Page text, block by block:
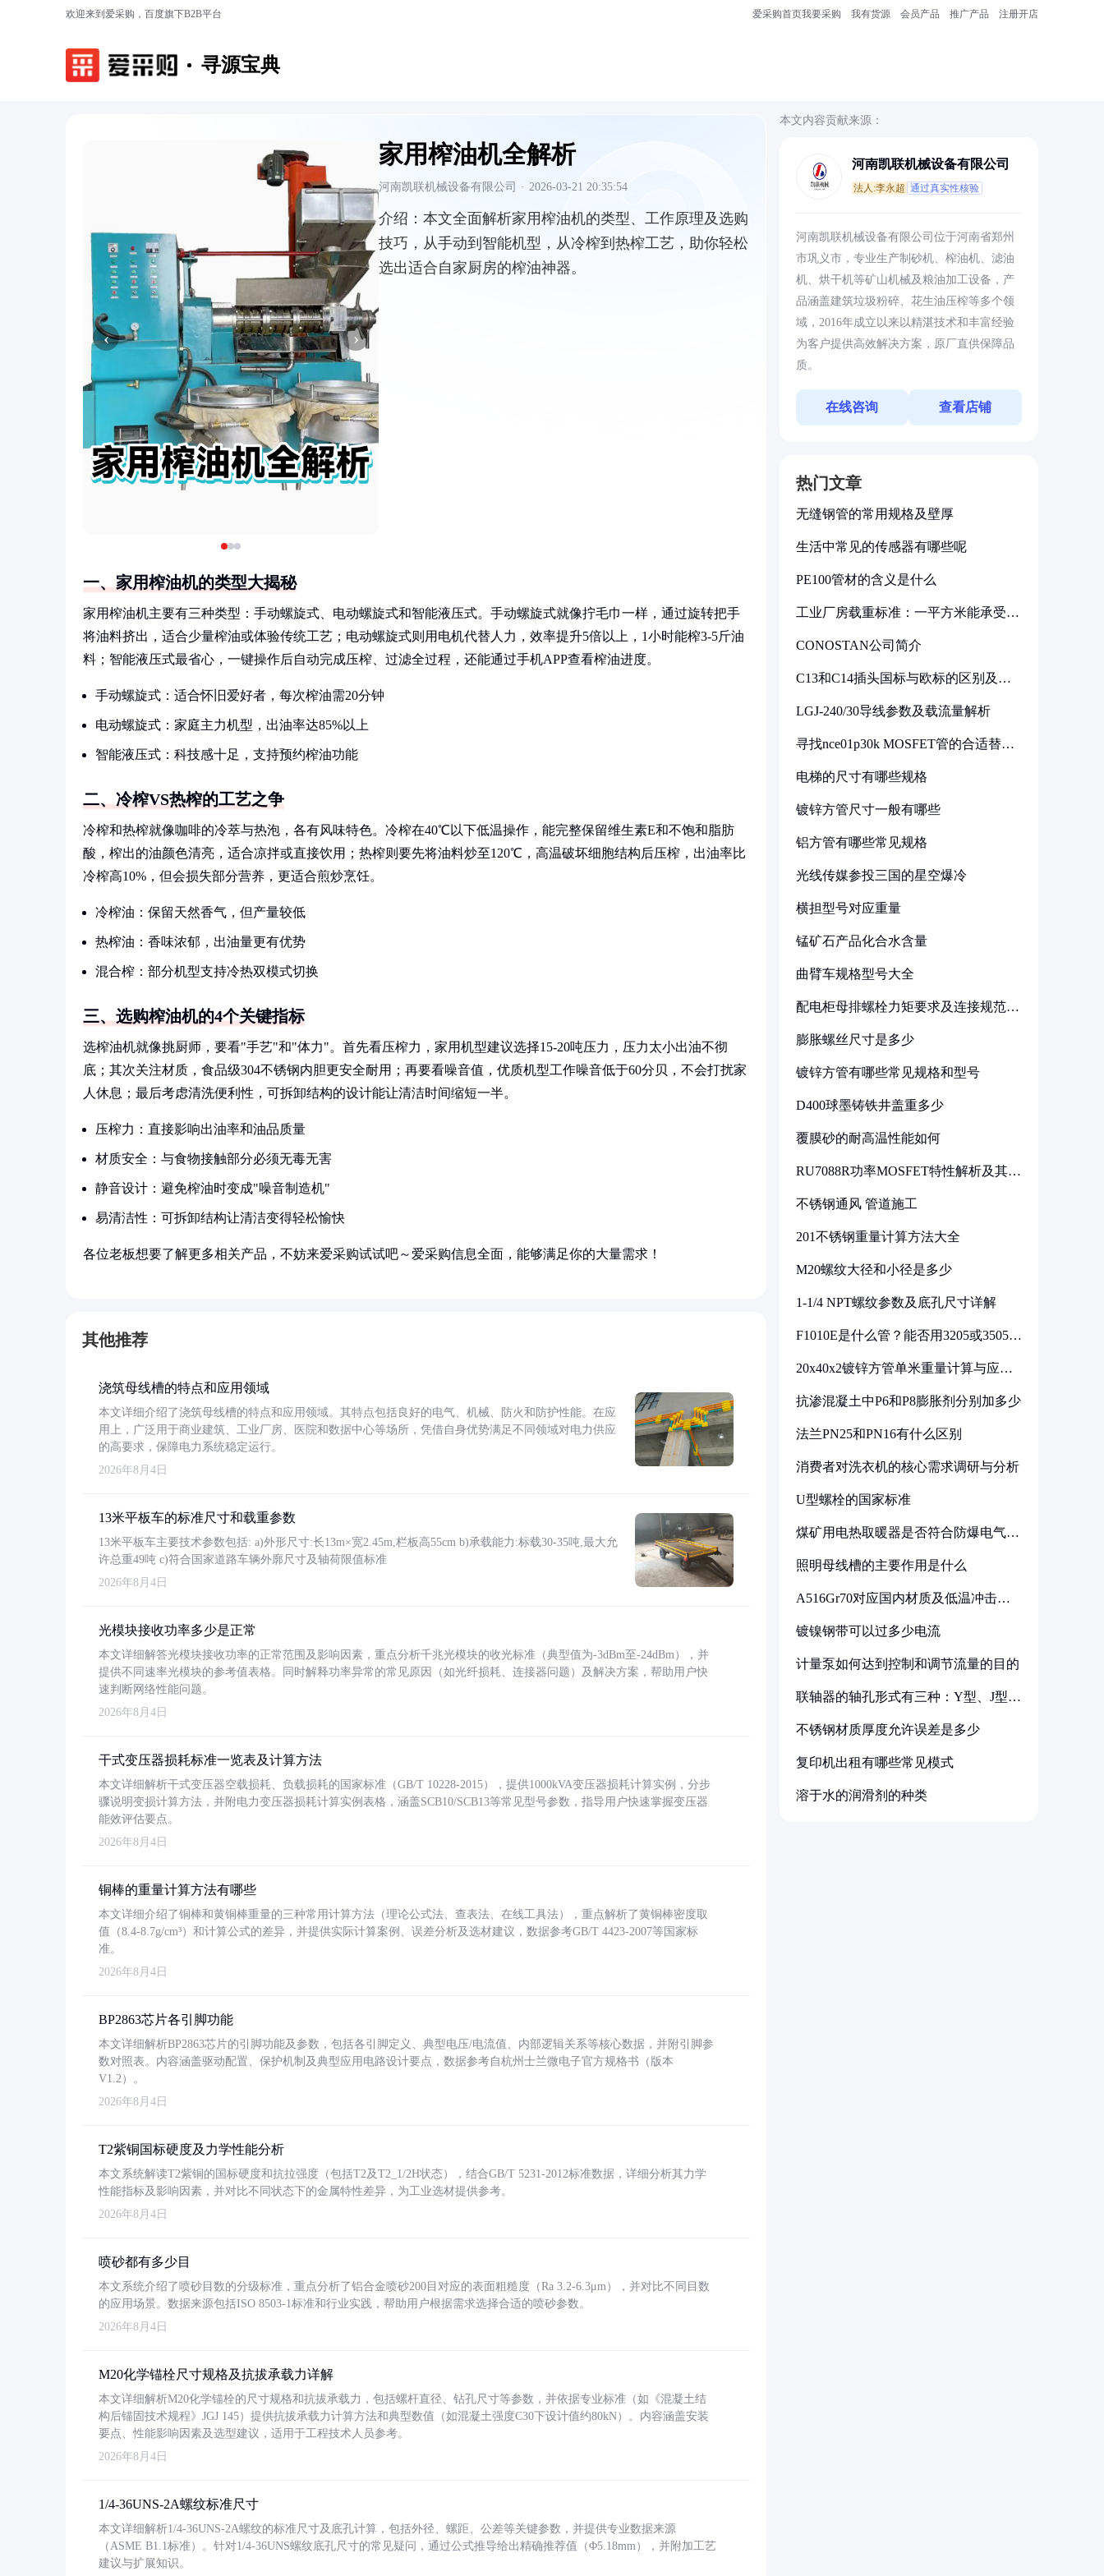
欢迎来到爱采购，百度旗下B2B平台 爱采购首页我要采购 我有货源 会员产品 推广产品 注册开店
寻源宝典
‹ ›
家用榨油机全解析
河南凯联机械设备有限公司 · 2026-03-21 20:35:54
介绍： 本文全面解析家用榨油机的类型、工作原理及选购
技巧，从手动到智能机型，从冷榨到热榨工艺，助你轻松
选出适合自家厨房的榨油神器。
一、家用榨油机的类型大揭秘
家用榨油机主要有三种类型：手动螺旋式、电动螺旋式和智能液压式。手动螺旋式就像拧毛巾一样，通过旋转把手
将油料挤出，适合少量榨油或体验传统工艺；电动螺旋式则用电机代替人力，效率提升5倍以上，1小时能榨3-5斤油
料；智能液压式最省心，一键操作后自动完成压榨、过滤全过程，还能通过手机APP查看榨油进度。
手动螺旋式：适合怀旧爱好者，每次榨油需20分钟
电动螺旋式：家庭主力机型，出油率达85%以上
智能液压式：科技感十足，支持预约榨油功能
二、冷榨VS热榨的工艺之争
冷榨和热榨就像咖啡的冷萃与热泡，各有风味特色。冷榨在40℃以下低温操作，能完整保留维生素E和不饱和脂肪
酸，榨出的油颜色清亮，适合凉拌或直接饮用；热榨则要先将油料炒至120℃，高温破坏细胞结构后压榨，出油率比
冷榨高10%，但会损失部分营养，更适合煎炒烹饪。
冷榨油：保留天然香气，但产量较低
热榨油：香味浓郁，出油量更有优势
混合榨：部分机型支持冷热双模式切换
三、选购榨油机的4个关键指标
选榨油机就像挑厨师，要看"手艺"和"体力"。首先看压榨力，家用机型建议选择15-20吨压力，压力太小出油不彻
底；其次关注材质，食品级304不锈钢内胆更安全耐用；再要看噪音值，优质机型工作噪音低于60分贝，不会打扰家
人休息；最后考虑清洗便利性，可拆卸结构的设计能让清洁时间缩短一半。
压榨力：直接影响出油率和油品质量
材质安全：与食物接触部分必须无毒无害
静音设计：避免榨油时变成"噪音制造机"
易清洁性：可拆卸结构让清洁变得轻松愉快
各位老板想要了解更多相关产品，不妨来爱采购试试吧～爱采购信息全面，能够满足你的大量需求！
其他推荐
浇筑母线槽的特点和应用领域
本文详细介绍了浇筑母线槽的特点和应用领域。其特点包括良好的电气、机械、防火和防护性能。在应
用上，广泛用于商业建筑、工业厂房、医院和数据中心等场所，凭借自身优势满足不同领域对电力供应
的高要求，保障电力系统稳定运行。
2026年8月4日
13米平板车的标准尺寸和载重参数
13米平板车主要技术参数包括: a)外形尺寸:长13m×宽2.45m,栏板高55cm b)承载能力:标载30-35吨,最大允
许总重49吨 c)符合国家道路车辆外廓尺寸及轴荷限值标准
2026年8月4日
光模块接收功率多少是正常
本文详细解答光模块接收功率的正常范围及影响因素，重点分析千兆光模块的收光标准（典型值为-3dBm至-24dBm），并
提供不同速率光模块的参考值表格。同时解释功率异常的常见原因（如光纤损耗、连接器问题）及解决方案，帮助用户快
速判断网络性能问题。
2026年8月4日
干式变压器损耗标准一览表及计算方法
本文详细解析干式变压器空载损耗、负载损耗的国家标准（GB/T 10228-2015），提供1000kVA变压器损耗计算实例，分步
骤说明变损计算方法，并附电力变压器损耗计算实例表格，涵盖SCB10/SCB13等常见型号参数，指导用户快速掌握变压器
能效评估要点。
2026年8月4日
铜棒的重量计算方法有哪些
本文详细介绍了铜棒和黄铜棒重量的三种常用计算方法（理论公式法、查表法、在线工具法），重点解析了黄铜棒密度取
值（8.4-8.7g/cm³）和计算公式的差异，并提供实际计算案例、误差分析及选材建议，数据参考GB/T 4423-2007等国家标
准。
2026年8月4日
BP2863芯片各引脚功能
本文详细解析BP2863芯片的引脚功能及参数，包括各引脚定义、典型电压/电流值、内部逻辑关系等核心数据，并附引脚参
数对照表。内容涵盖驱动配置、保护机制及典型应用电路设计要点，数据参考自杭州士兰微电子官方规格书（版本
V1.2）。
2026年8月4日
T2紫铜国标硬度及力学性能分析
本文系统解读T2紫铜的国标硬度和抗拉强度（包括T2及T2_1/2H状态），结合GB/T 5231-2012标准数据，详细分析其力学
性能指标及影响因素，并对比不同状态下的金属特性差异，为工业选材提供参考。
2026年8月4日
喷砂都有多少目
本文系统介绍了喷砂目数的分级标准，重点分析了铝合金喷砂200目对应的表面粗糙度（Ra 3.2-6.3μm），并对比不同目数
的应用场景。数据来源包括ISO 8503-1标准和行业实践，帮助用户根据需求选择合适的喷砂参数。
2026年8月4日
M20化学锚栓尺寸规格及抗拔承载力详解
本文详细解析M20化学锚栓的尺寸规格和抗拔承载力，包括螺杆直径、钻孔尺寸等参数，并依据专业标准（如《混凝土结
构后锚固技术规程》JGJ 145）提供抗拔承载力计算方法和典型数值（如混凝土强度C30下设计值约80kN）。内容涵盖安装
要点、性能影响因素及选型建议，适用于工程技术人员参考。
2026年8月4日
1/4-36UNS-2A螺纹标准尺寸
本文详细解析1/4-36UNS-2A螺纹的标准尺寸及底孔计算，包括外径、螺距、公差等关键参数，并提供专业数据来源
（ASME B1.1标准）。针对1/4-36UNS螺纹底孔尺寸的常见疑问，通过公式推导给出精确推荐值（Φ5.18mm），并附加工艺
建议与扩展知识。
本文内容贡献来源：
河南凯联机械设备有限公司
法人:李永超 通过真实性核验
河南凯联机械设备有限公司位于河南省郑州
市巩义市，专业生产制砂机、榨油机、滤油
机、烘干机等矿山机械及粮油加工设备，产
品涵盖建筑垃圾粉碎、花生油压榨等多个领
域，2016年成立以来以精湛技术和丰富经验
为客户提供高效解决方案，原厂直供保障品
质。
在线咨询 查看店铺
热门文章
无缝钢管的常用规格及壁厚
生活中常见的传感器有哪些呢
PE100管材的含义是什么
工业厂房载重标准：一平方米能承受多
CONOSTAN公司简介
C13和C14插头国标与欧标的区别及其
LGJ-240/30导线参数及载流量解析
寻找nce01p30k MOSFET管的合适替代
电梯的尺寸有哪些规格
镀锌方管尺寸一般有哪些
铝方管有哪些常见规格
光线传媒参投三国的星空爆冷
横担型号对应重量
锰矿石产品化合水含量
曲臂车规格型号大全
配电柜母排螺栓力矩要求及连接规范详
膨胀螺丝尺寸是多少
镀锌方管有哪些常见规格和型号
D400球墨铸铁井盖重多少
覆膜砂的耐高温性能如何
RU7088R功率MOSFET特性解析及其在
不锈钢通风 管道施工
201不锈钢重量计算方法大全
M20螺纹大径和小径是多少
1-1/4 NPT螺纹参数及底孔尺寸详解
F1010E是什么管？能否用3205或3505代
20x40x2镀锌方管单米重量计算与应用
抗渗混凝土中P6和P8膨胀剂分别加多少
法兰PN25和PN16有什么区别
消费者对洗衣机的核心需求调研与分析
U型螺栓的国家标准
煤矿用电热取暖器是否符合防爆电气设
照明母线槽的主要作用是什么
A516Gr70对应国内材质及低温冲击要
镀镍钢带可以过多少电流
计量泵如何达到控制和调节流量的目的
联轴器的轴孔形式有三种：Y型、J型、
不锈钢材质厚度允许误差是多少
复印机出租有哪些常见模式
溶于水的润滑剂的种类